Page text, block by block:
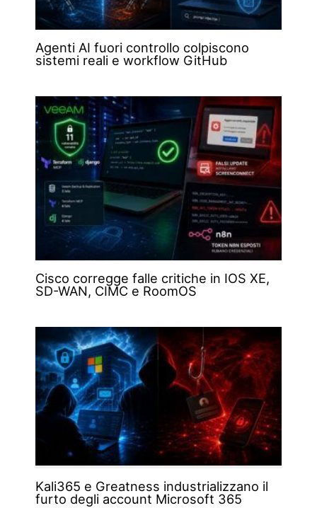
Agenti AI fuori controllo colpiscono
sistemi reali e workflow GitHub
Cisco corregge falle critiche in IOS XE,
SD-WAN, CIMC e RoomOS
Kali365 e Greatness industrializzano il
furto degli account Microsoft 365